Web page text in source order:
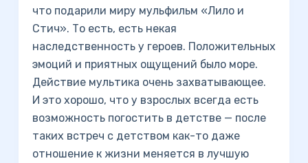
что подарили миру мульфильм «Лило и
Стич». То есть, есть некая
наследственность у героев. Положительных
эмоций и приятных ощущений было море.
Действие мультика очень захватывающее.
И это хорошо, что у взрослых всегда есть
возможность погостить в детстве — после
таких встреч с детством как-то даже
отношение к жизни меняется в лучшую